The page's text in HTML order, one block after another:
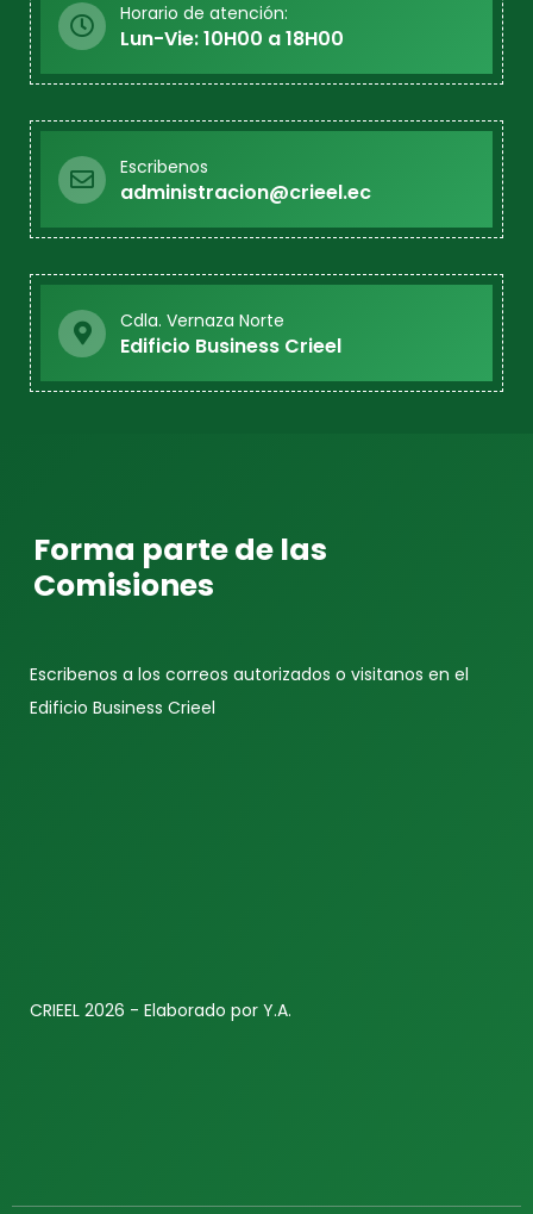
Horario de atención:
Lun-Vie: 10H00 a 18H00
Escribenos
administracion@crieel.ec
Cdla. Vernaza Norte
Edificio Business Crieel
Forma parte de las
Comisiones
Escribenos a los correos autorizados o visitanos en el
Edificio Business Crieel
CRIEEL 2026 - Elaborado por Y.A.